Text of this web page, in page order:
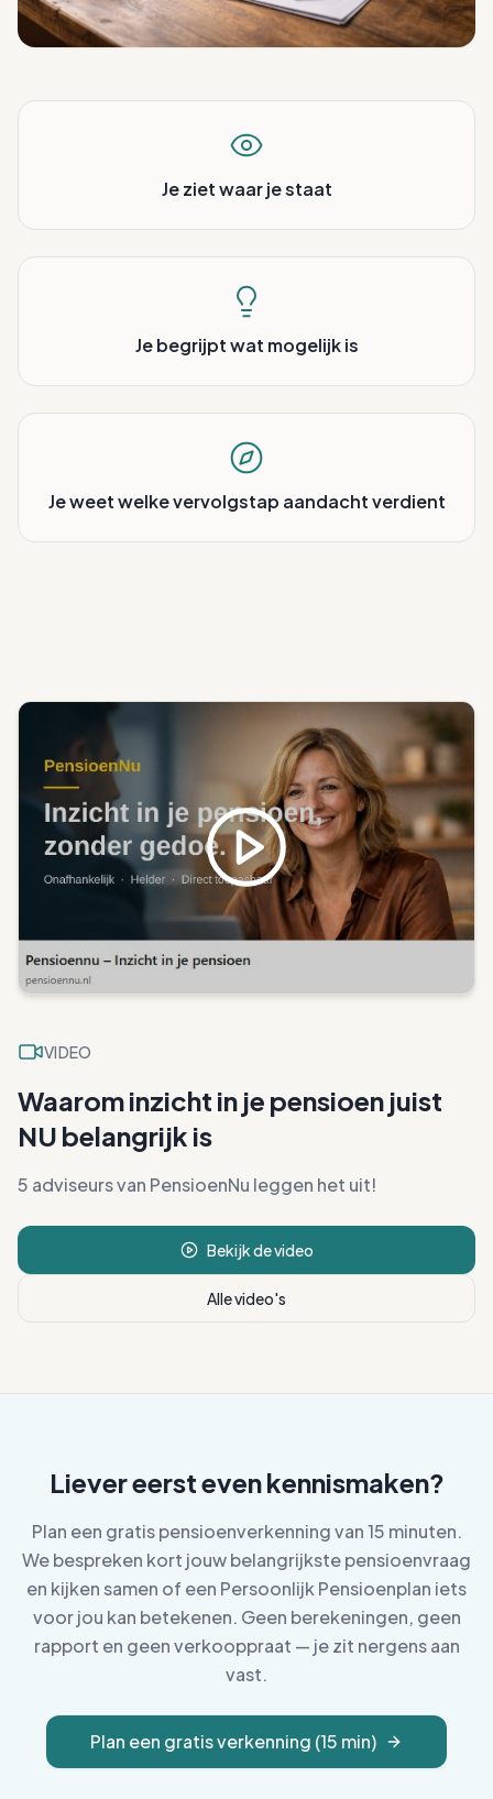
Je ziet waar je staat
Je begrijpt wat mogelijk is
Je weet welke vervolgstap aandacht verdient
VIDEO
Waarom inzicht in je pensioen juist
NU belangrijk is
5 adviseurs van PensioenNu leggen het uit!
Bekijk de video
Alle video's
Liever eerst even kennismaken?
Plan een gratis pensioenverkenning van 15 minuten.
We bespreken kort jouw belangrijkste pensioenvraag
en kijken samen of een Persoonlijk Pensioenplan iets
voor jou kan betekenen. Geen berekeningen, geen
rapport en geen verkooppraat — je zit nergens aan
vast.
Plan een gratis verkenning (15 min)